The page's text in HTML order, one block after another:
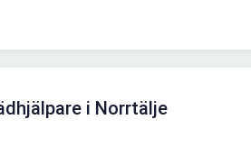
i Norrtälje